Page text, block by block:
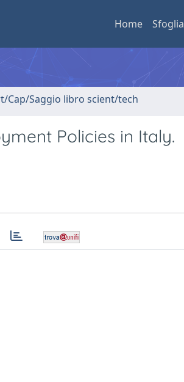
Home Sfoglia
Cap/Saggio libro scient/tech
Policies in Italy.